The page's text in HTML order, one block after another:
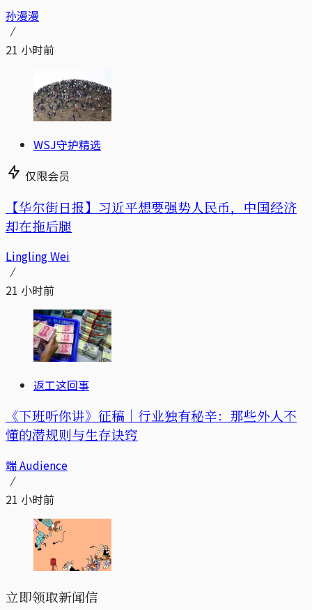
孙漫漫
21 小时前
WSJ守护精选
仅限会员
【华尔街日报】习近平想要强势人民币，中国经济
却在拖后腿
Lingling Wei
21 小时前
返工这回事
《下班听你讲》征稿｜行业独有秘辛：那些外人不
懂的潜规则与生存诀窍
端 Audience
21 小时前
立即领取新闻信